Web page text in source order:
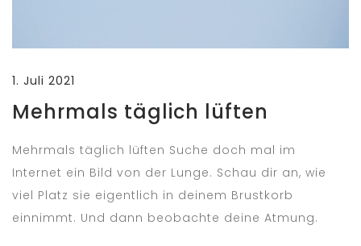
1. Juli 2021
Mehrmals täglich lüften
Mehrmals täglich lüften Suche doch mal im
Internet ein Bild von der Lunge. Schau dir an, wie
viel Platz sie eigentlich in deinem Brustkorb
einnimmt. Und dann beobachte deine Atmung.